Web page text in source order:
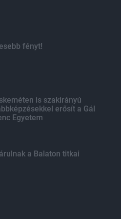
fényt!
is szakirányú
erősít a Gál
Egyetem
a Balaton titkai